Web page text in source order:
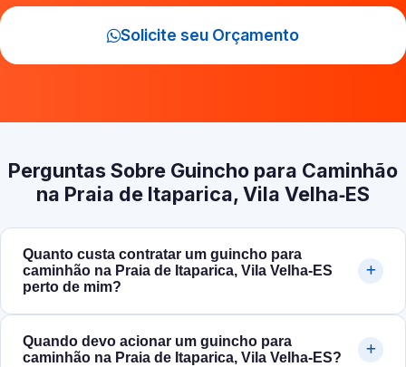
Solicite seu Orçamento
Perguntas Sobre Guincho para Caminhão
na Praia de Itaparica, Vila Velha‑ES
Quanto custa contratar um guincho para
caminhão na Praia de Itaparica, Vila Velha‑ES
perto de mim?
Quando devo acionar um guincho para
caminhão na Praia de Itaparica, Vila Velha‑ES?